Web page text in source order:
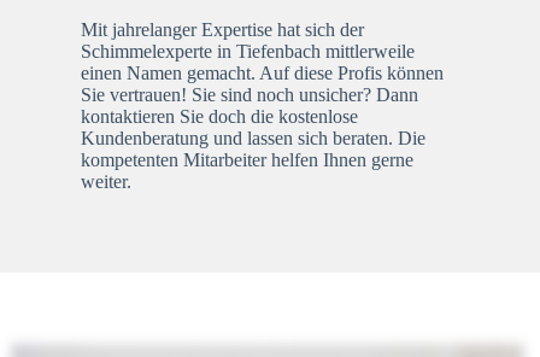
Mit jahrelanger Expertise hat sich der
Schimmelexperte in Tiefenbach mittlerweile
einen Namen gemacht. Auf diese Profis können
Sie vertrauen! Sie sind noch unsicher? Dann
kontaktieren Sie doch die kostenlose
Kundenberatung und lassen sich beraten. Die
kompetenten Mitarbeiter helfen Ihnen gerne
weiter.